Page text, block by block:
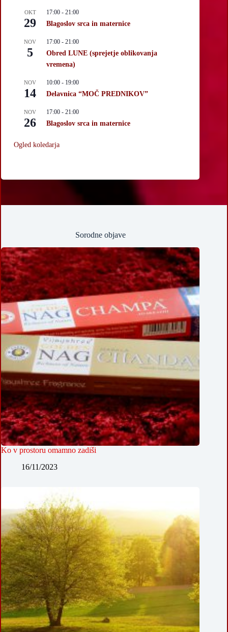
OKT
29
17:00 - 21:00
Blagoslov srca in maternice
NOV
5
17:00 - 21:00
Obred LUNE (sprejetje oblikovanja
vremena)
NOV
14
10:00 - 19:00
Delavnica “MOČ PREDNIKOV”
NOV
26
17:00 - 21:00
Blagoslov srca in maternice
Ogled koledarja
Sorodne objave
Ko v prostoru omamno zadiši
16/11/2023